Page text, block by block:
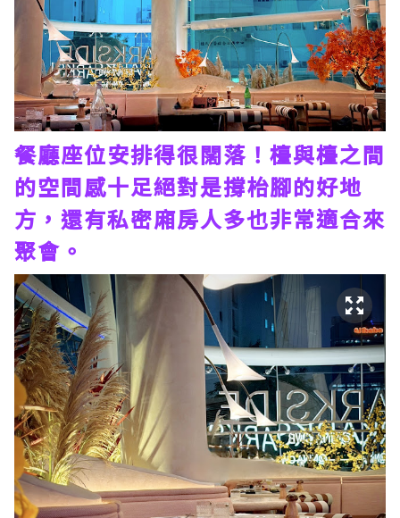
餐廳座位安排得很闊落！檯與檯之間
的空間感十足絕對是撐枱腳的好地
方，還有私密廂房人多也非常適合來
聚會。